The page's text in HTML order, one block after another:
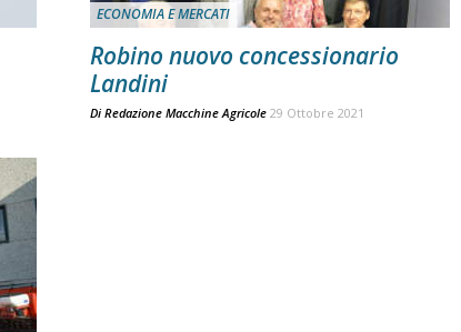
ECONOMIA E MERCATI
Robino nuovo concessionario
Landini
Di Redazione Macchine Agricole 29 Ottobre 2021